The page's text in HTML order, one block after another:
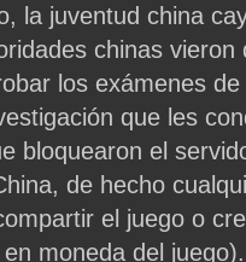
la juventud china
chinas
los exámenes
que les
bloquearon el
de hecho
el juego o
moneda del